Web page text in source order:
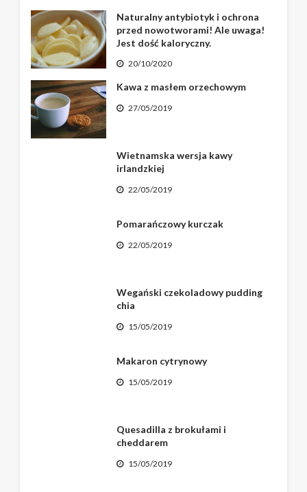
Naturalny antybiotyk i ochrona
przed nowotworami! Ale uwaga!
Jest dość kaloryczny.
20/10/2020
Kawa z masłem orzechowym
27/05/2019
Wietnamska wersja kawy
irlandzkiej
22/05/2019
Pomarańczowy kurczak
22/05/2019
Wegański czekoladowy pudding
chia
15/05/2019
Makaron cytrynowy
15/05/2019
Quesadilla z brokułami i
cheddarem
15/05/2019